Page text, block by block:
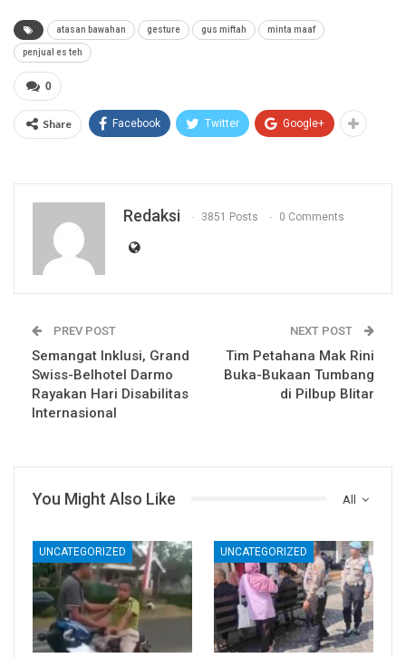
atasan bawahan gesture gus miftah minta maaf
penjual es teh
0
Share Facebook Twitter Google+
Redaksi 3851 Posts 0 Comments
PREV POST
Semangat Inklusi, Grand
Swiss-Belhotel Darmo
Rayakan Hari Disabilitas
Internasional
NEXT POST
Tim Petahana Mak Rini
Buka-Bukaan Tumbang
di Pilbup Blitar
All
You Might Also Like
UNCATEGORIZED UNCATEGORIZED